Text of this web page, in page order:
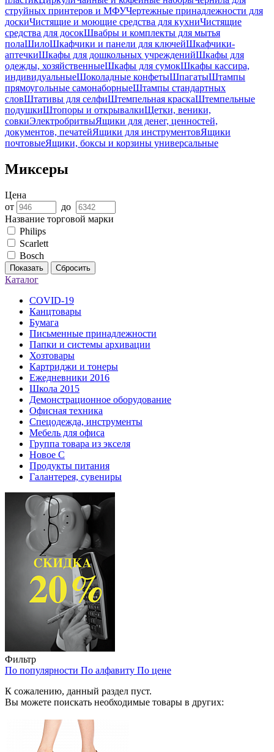
струйных принтеров и МФУЧертежные принадлежности для
доскиЧистящие и моющие средства для кухниЧистящие
средства для досокШвабры и комплекты для мытья
полаШилоШкафчики и панели для ключейШкафчики-
аптечкиШкафы для дошкольных учрежденийШкафы для
одежды, хозяйственныеШкафы для сумокШкафы кассира,
индивидуальныеШоколадные конфетыШпагатыШтампы
прямоугольные самонаборныеШтампы стандартных
словШтативы для селфиШтемпельная краскаШтемпельные
подушкиШтопоры и открывалкиЩетки, веники,
совкиЭлектробритвыЯщики для денег, ценностей,
документов, печатейЯщики для инструментовЯщики
почтовыеЯщики, боксы и корзины универсальные
Миксеры
Цена
от
до
Название торговой марки
Philips
Scarlett
Bosch
Показать Сбросить
Каталог
COVID-19
Канцтовары
Бумага
Письменные принадлежности
Папки и системы архивации
Хозтовары
Картриджи и тонеры
Ежедневники 2016
Школа 2015
Демонстрационное оборудование
Офисная техника
Спецодежда, инструменты
Мебель для офиса
Группа товара из экселя
Новое С
Продукты питания
Галантерея, сувениры
Фильтр
По популярности По алфавиту По цене
К сожалению, данный раздел пуст.
Вы можете поискать необходимые товары в других: